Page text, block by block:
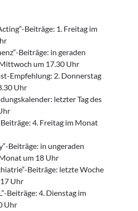
Beiträge: 1. Freitag im
Beiträge: in geraden
um 17.30 Uhr
Empfehlung: 2. Donnerstag
Uhr
letzter Tag des
4. Freitag im Monat
Beiträge: in ungeraden
um 18 Uhr
Beiträge: letzte Woche
Uhr
Beiträge: 4. Dienstag im
Uhr